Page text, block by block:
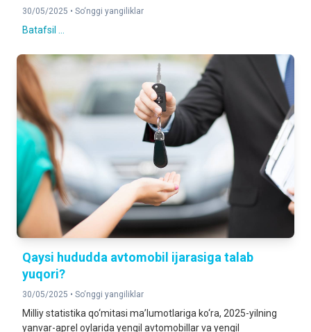
30/05/2025 • So‘nggi yangiliklar
Batafsil ...
Qaysi hududda avtomobil ijarasiga talab
yuqori?
30/05/2025 • So‘nggi yangiliklar
Milliy statistika qo‘mitasi ma’lumotlariga ko‘ra, 2025-yilning
yanvar-aprel oylarida yengil avtomobillar va yengil